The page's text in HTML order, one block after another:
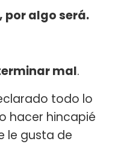
por algo será.
mal.
todo lo
hacer hincapié
le gusta de